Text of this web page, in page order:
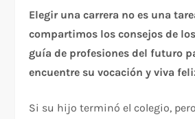
Elegir una carrera no es una
compartimos los consejos de
guía de profesiones del futuro
encuentre su vocación y viva
Si su hijo terminó el colegio,